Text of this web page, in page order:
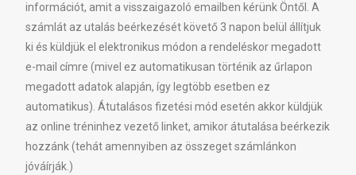
információt, amit a visszaigazoló emailben kérünk Öntől. A
számlát az utalás beérkezését követő 3 napon belül állítjuk
ki és küldjük el elektronikus módon a rendeléskor megadott
e-mail címre (mivel ez automatikusan történik az űrlapon
megadott adatok alapján, így legtöbb esetben ez
automatikus). Átutalásos fizetési mód esetén akkor küldjük
az online tréninhez vezető linket, amikor átutalása beérkezik
hozzánk (tehát amennyiben az összeget számlánkon
jóváírják.)